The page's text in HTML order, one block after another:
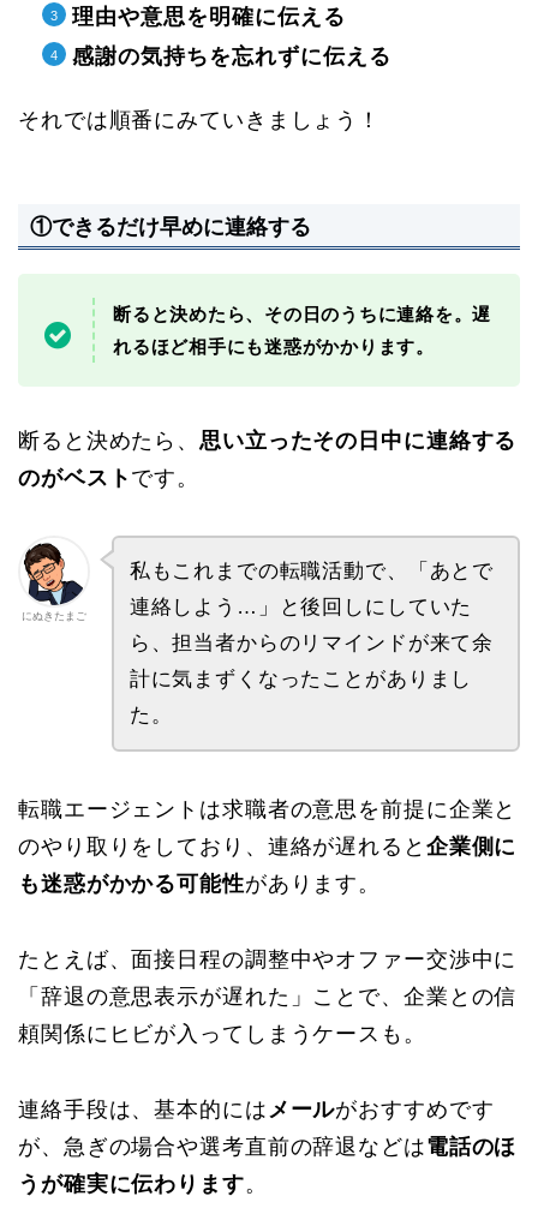
理由や意思を明確に伝える
感謝の気持ちを忘れずに伝える
それでは順番にみていきましょう！
①できるだけ早めに連絡する
断ると決めたら、その日のうちに連絡を。遅
れるほど相手にも迷惑がかかります。
断ると決めたら、思い立ったその日中に連絡する
のがベスト です。
にぬきたまご
私もこれまでの転職活動で、「あとで
連絡しよう…」と後回しにしていた
ら、担当者からのリマインドが来て余
計に気まずくなったことがありまし
た。
転職エージェントは求職者の意思を前提に企業と
のやり取りをしており、連絡が遅れると 企業側に
も迷惑がかかる可能性があります。
たとえば、面接日程の調整中やオファー交渉中に
「辞退の意思表示が遅れた」ことで、企業との信
頼関係にヒビが入ってしまうケースも。
連絡手段は、基本的には メールがおすすめです
が、急ぎの場合や選考直前の辞退などは電話のほ
うが確実に伝わります。